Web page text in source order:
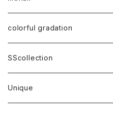
colorful gradation
SScollection
Unique